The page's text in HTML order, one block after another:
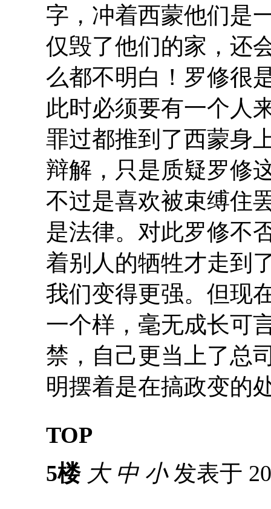
字，冲着西蒙他们是
仅毁了他们的家，还
么都不明白！罗修很
此时必须要有一个人
罪过都推到了西蒙身
辩解，只是质疑罗修
不过是喜欢被束缚住
是法律。对此罗修不
着别人的牺牲才走到
我们变得更强。但现
一个样，毫无成长可
禁，自己更当上了总
明摆着是在搞政变的
TOP
5楼 大 中 小发表于